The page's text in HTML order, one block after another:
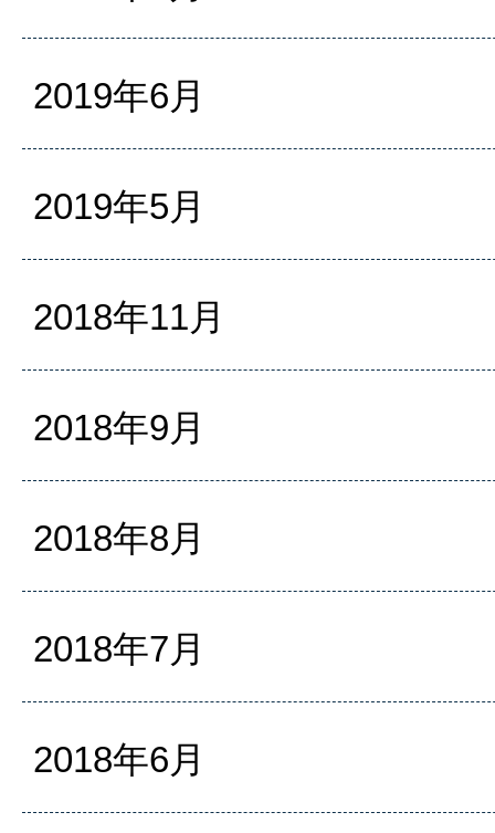
2019年6月
2019年5月
2018年11月
2018年9月
2018年8月
2018年7月
2018年6月